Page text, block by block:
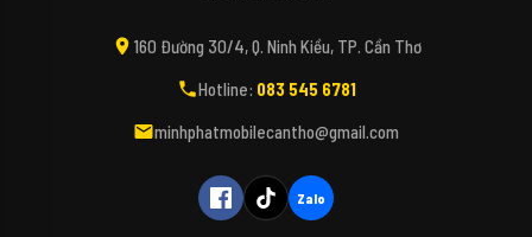
Xin chào bạn! Mình là Mipi - Trợ lý công nghệ
AI của Minh Phát Mobile đây. 📱✨
Bạn đang tìm kiếm các dòng điện thoại,
máy tính, iPad hay các phụ kiện bao da, kính
(Bấm biểu tượng Micro để nói trực tiếp với
160 Đường 30/4, Q. Ninh Kiều, TP. Cần Thơ
Hotline: 083 545 6781
minhphatmobilecantho@gmail.com
Zalo